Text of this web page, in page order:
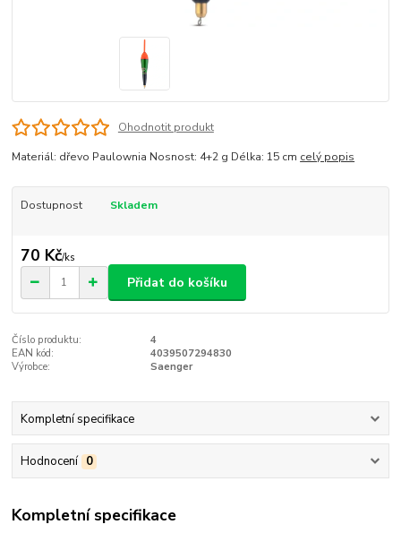
Ohodnotit produkt
Materiál: dřevo Paulownia Nosnost: 4+2 g Délka: 15 cm celý popis
Dostupnost Skladem
70 Kč/ks
Přidat do košíku
Číslo produktu:
4
EAN kód:
4039507294830
Výrobce:
Saenger
Kompletní specifikace
Hodnocení 0
Kompletní specifikace